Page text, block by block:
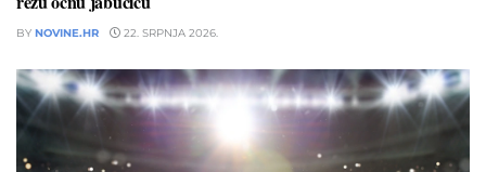
BY NOVINE.HR 22. SRPNJA 2026.